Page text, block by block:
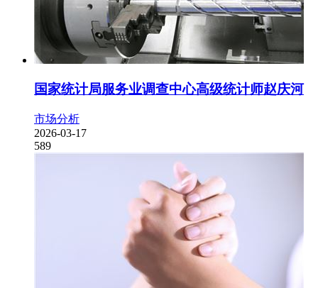
国家统计局服务业调查中心高级统计师赵庆河
市场分析
2026-03-17
589